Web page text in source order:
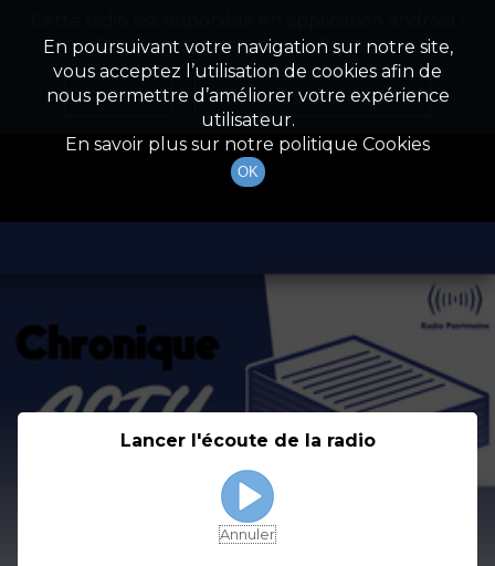
Détail De L'émission
En poursuivant votre navigation sur notre site,
vous acceptez l’utilisation de cookies afin de
nous permettre d’améliorer votre expérience
utilisateur.
En savoir plus sur notre politique Cookies
OK
Appuyez ci-dessous pour l'installer.
Non merci Télécharger l'application
Lancer l'écoute de la radio
Annuler